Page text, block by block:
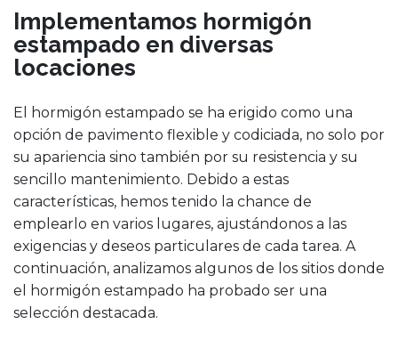
Implementamos hormigón
estampado en diversas
locaciones
El hormigón estampado se ha erigido como una
opción de pavimento flexible y codiciada, no solo por
su apariencia sino también por su resistencia y su
sencillo mantenimiento. Debido a estas
características, hemos tenido la chance de
emplearlo en varios lugares, ajustándonos a las
exigencias y deseos particulares de cada tarea. A
continuación, analizamos algunos de los sitios donde
el hormigón estampado ha probado ser una
selección destacada.